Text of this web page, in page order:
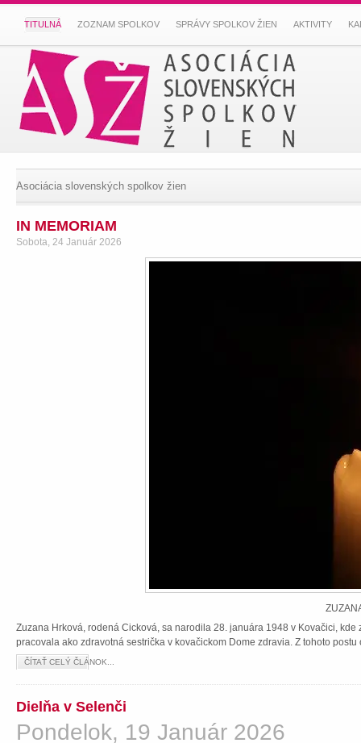
TITULNÁ ZOZNAM SPOLKOV SPRÁVY SPOLKOV ŽIEN AKTIVITY
Asociácia slovenských spolkov žien
IN MEMORIAM
Sobota, 24 Január 2026
Zuzana Hrková, rodená Cicková, sa narodila 28. januára 1948 v Kovačici,
pracovala ako zdravotná sestrička v kovačickom Dome zdravia. Z tohoto
ČÍTAŤ CELÝ ČLÁNOK...
Dielňa v Selenči
Pondelok, 19 Január 2026